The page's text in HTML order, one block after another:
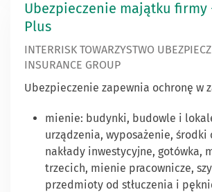
Ubezpieczenie majątku firmy
Plus
INTERRISK TOWARZYSTWO
INSURANCE GROUP
Ubezpieczenie zapewnia ochronę w
mienie: budynki, budowle i
urządzenia, wyposażenie, środki
nakłady inwestycyjne, gotówka,
trzecich, mienie pracownicze,
przedmioty od stłuczenia i